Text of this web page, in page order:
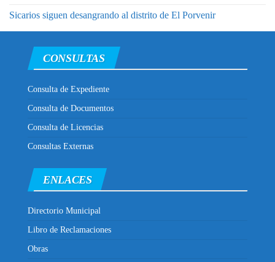
Sicarios siguen desangrando al distrito de El Porvenir
CONSULTAS
Consulta de Expediente
Consulta de Documentos
Consulta de Licencias
Consultas Externas
ENLACES
Directorio Municipal
Libro de Reclamaciones
Obras